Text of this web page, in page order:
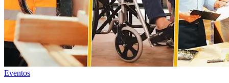
Eventos